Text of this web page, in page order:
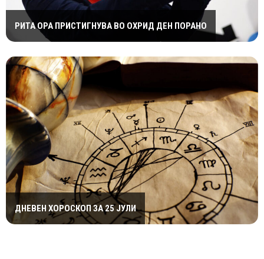
РИТА ОРА ПРИСТИГНУВА ВО ОХРИД ДЕН ПОРАНО
ДНЕВЕН ХОРОСКОП ЗА 25 ЈУЛИ